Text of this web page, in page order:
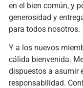
en el bien común, y
generosidad y
para todos nosotros.
Y a los nuevos
cálida bienvenida.
dispuestos a asumir
responsabilidad.